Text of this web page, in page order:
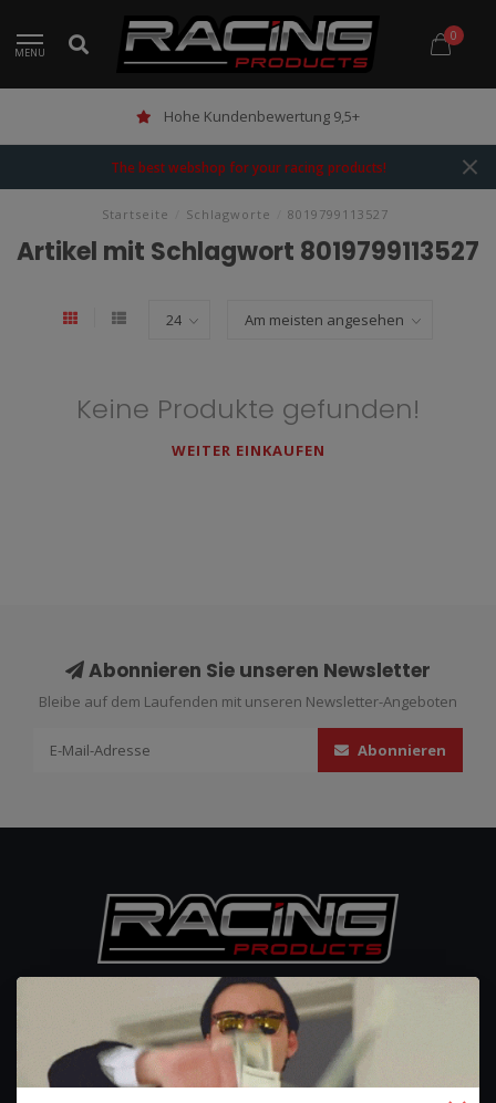
MENU
0
Hohe Kundenbewertung 9,5+
The best webshop for your racing products!
Startseite Schlagworte 8019799113527
Artikel mit Schlagwort 8019799113527
Keine Produkte gefunden!
WEITER EINKAUFEN
Abonnieren Sie unseren Newsletter
Bleibe auf dem Laufenden mit unseren Newsletter-Angeboten
Abonnieren
We use what we sell, that's the difference!
Hullerpad 13Q
6741 PA